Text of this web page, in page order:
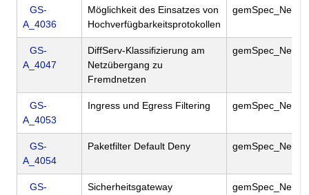
GS-
A_4036
Möglichkeit des Einsatzes von
Hochverfügbarkeitsprotokollen
gemSpec_Net
GS-
A_4047
DiffServ-Klassifizierung am
Netzübergang zu
Fremdnetzen
gemSpec_Net
GS-
A_4053
Ingress und Egress Filtering gemSpec_Net
GS-
A_4054
Paketfilter Default Deny gemSpec_Net
GS-
Sicherheitsgateway
gemSpec_Net